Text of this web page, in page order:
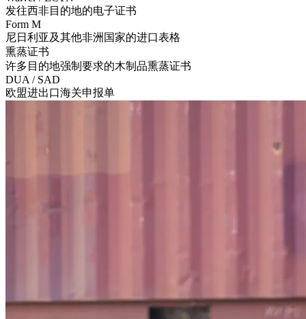
发往西非目的地的电子证书
Form M
尼日利亚及其他非洲国家的进口表格
熏蒸证书
许多目的地强制要求的木制品熏蒸证书
DUA / SAD
欧盟进出口海关申报单